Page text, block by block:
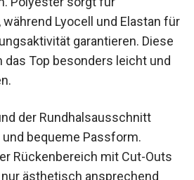
Mischung von
Komfort und
Polyester sorgt für
Lyocell und Elastan
garantieren.
das Top besonders
zu tragen.
der Rundhalsausschnitt